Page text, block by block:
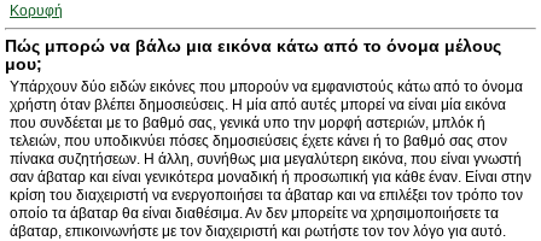
Κορυφή
Πώς μπορώ να βάλω μια εικόνα κάτω από το όνομα μέλους
μου;
Υπάρχουν δύο ειδών εικόνες που μπορούν να εμφανιστούς κάτω από το όνομα
χρήστη όταν βλέπει δημοσιεύσεις. Η μία από αυτές μπορεί να είναι μία εικόνα
που συνδέεται με το βαθμό σας, γενικά υπο την μορφή αστεριών, μπλόκ ή
τελειών, που υποδικνύει πόσες δημοσιεύσεις έχετε κάνει ή το βαθμό σας στον
πίνακα συζητήσεων. Η άλλη, συνήθως μια μεγαλύτερη εικόνα, που είναι γνωστή
σαν άβαταρ και είναι γενικότερα μοναδική ή προσωπική για κάθε έναν. Είναι στην
κρίση του διαχειριστή να ενεργοποιήσει τα άβαταρ και να επιλέξει τον τρόπο τον
οποίο τα άβαταρ θα είναι διαθέσιμα. Αν δεν μπορείτε να χρησιμοποιήσετε τα
άβαταρ, επικοινωνήστε με τον διαχειριστή και ρωτήστε τον τον λόγο για αυτό.